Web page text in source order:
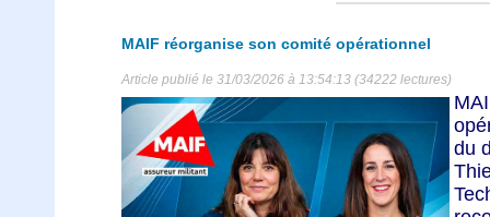
MAIF réorganise son comité opérationnel
Article publié le 31/03/2026 à 13:54:13 (34222 lectures)
du